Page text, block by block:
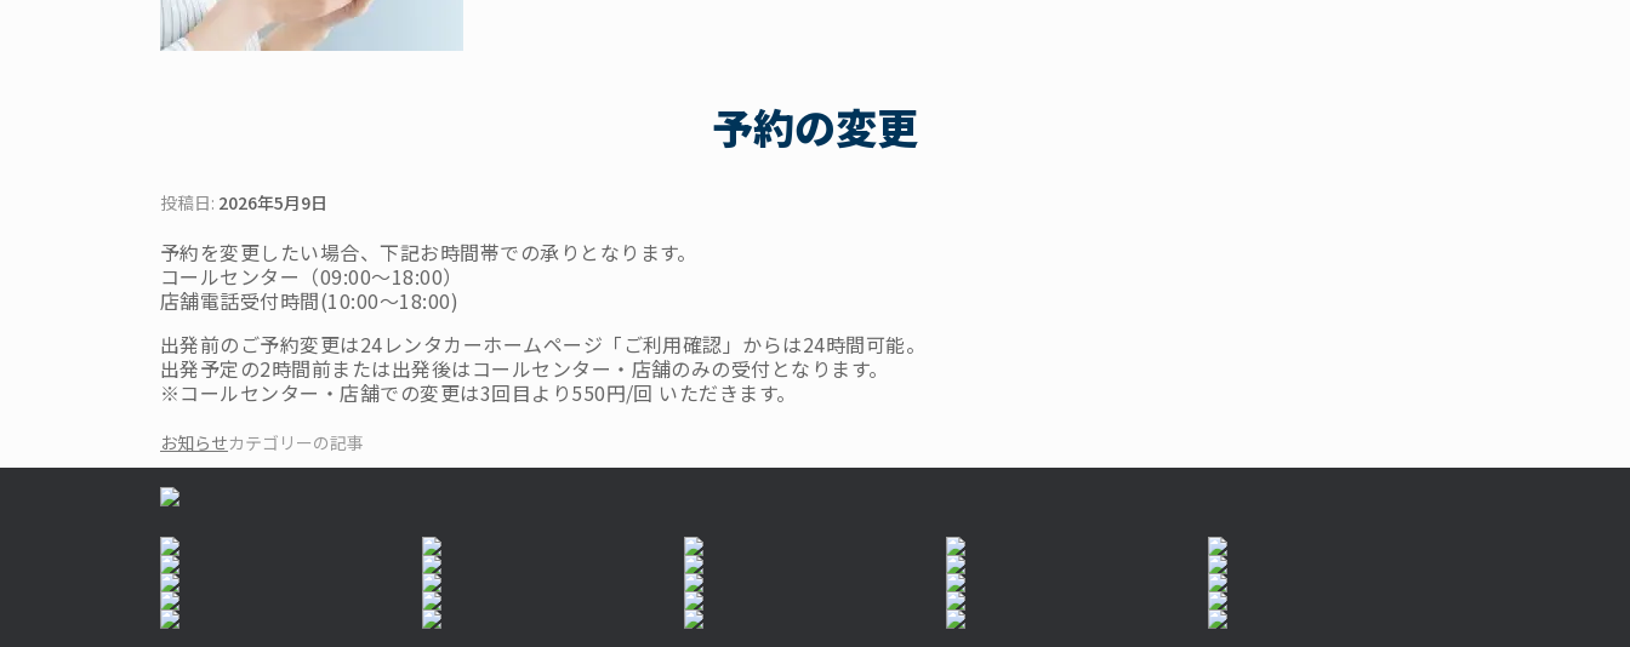
予約の変更
投稿日: 2026年5月9日
予約を変更したい場合、下記お時間帯での承りとなります。
コールセンター（09:00～18:00）
店舗電話受付時間(10:00～18:00)
出発前のご予約変更は24レンタカーホームページ「ご利用確認」からは24時間可能。
出発予定の2時間前または出発後はコールセンター・店舗のみの受付となります。
※コールセンター・店舗での変更は3回目より550円/回 いただきます。
お知らせカテゴリーの記事